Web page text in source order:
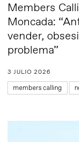
Members
Moncada:
vender,
problema”
3 JULIO 2026
members calling